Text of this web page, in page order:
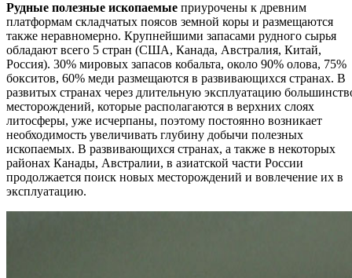
Рудные полезные ископаемые приурочены к древним
платформам складчатых поясов земной коры и размещаются
также неравномерно. Крупнейшими запасами рудного сырья
обладают всего 5 стран (США, Канада, Австралия, Китай,
Россия). 30% мировых запасов кобальта, около 90% олова, 75%
бокситов, 60% меди размещаются в развивающихся странах. В
развитых странах через длительную эксплуатацию
месторождений, которые располагаются в верхних слоях
литосферы, уже исчерпаны, поэтому постоянно возникает
необходимость увеличивать глубину добычи полезных
ископаемых. В развивающихся странах, а также в некоторых
районах Канады, Австралии, в азиатской части России
продолжается поиск новых месторождений и вовлечение их в
эксплуатацию.